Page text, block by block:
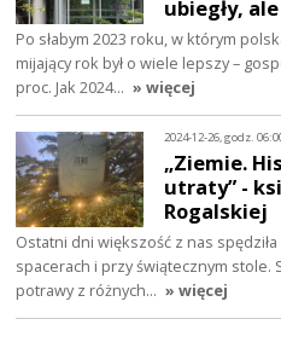
ubiegły,
Po słabym 2023 roku, w którym
mijający rok był o wiele lepszy –
proc. Jak 2024… » więcej
2024-12-26, godz.
„Ziemie.
utraty” -
Rogalskiej
Ostatni dni większość z nas
spacerach i przy świątecznym stole.
potrawy z różnych… » więcej